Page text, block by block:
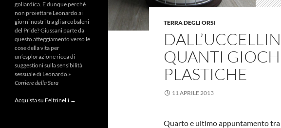
TERRA DEGLI ORSI
QUANTI
PLASTICHE
11 APRILE 2013
Quarto e ultimo appuntamento
goliardica. E dunque perché
non proiettare Leonardo ai
giorni nostri tra gli arcobaleni
del Pride? Giussani parte da
questo atteggiamento verso le
cose della vita per
un’esplorazione ricca di
suggestioni sulla sensibilità
sessuale di Leonardo.»
Corriere della Sera
Acquista su Feltrinelli →